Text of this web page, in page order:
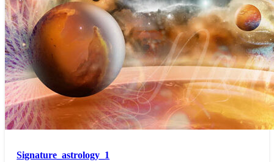
Signature_astrology_1